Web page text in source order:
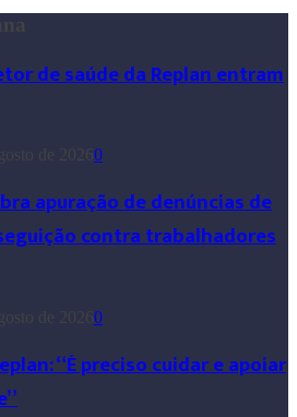
de saúde da Replan entram
0
apuração de denúncias de
contra trabalhadores
0
“É preciso cuidar e apoiar